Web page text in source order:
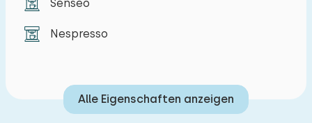
Restaurants und Geschäften.
Senseo
Nespresso
Alle Eigenschaften anzeigen